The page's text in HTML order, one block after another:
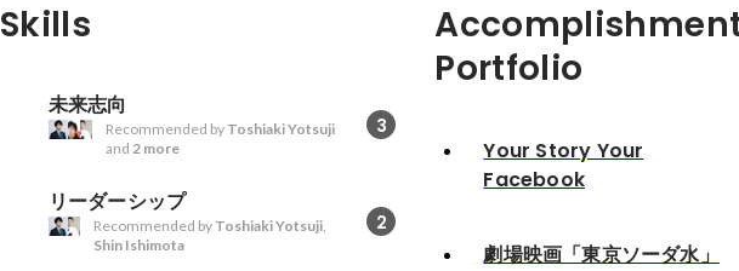
Skills
未来志向
3
Recommended by Toshiaki Yotsuji
and 2 more
リーダーシップ
2
Recommended by Toshiaki Yotsuji,
Shin Ishimota
Portfolio
Your Story Your
Facebook
劇場映画「東京ソーダ水」